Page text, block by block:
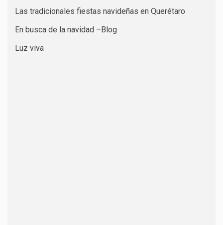
Las tradicionales fiestas navideñas en Querétaro
En busca de la navidad –Blog
Luz viva